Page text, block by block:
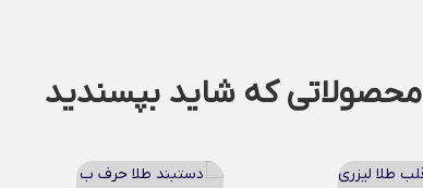
محصولاتی که شاید بپسندید